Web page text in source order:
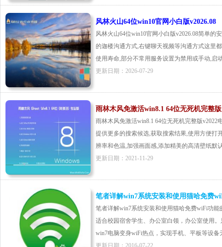
风林火山64位win10官网小白版v2026.08
风林火山64位win10官网小白版v2026.08简单的
的迦楼沟通方式,右键聊天视频等沟通方式这里
使用寿命,部分不常用服务设置为禁用或手动,启
更新日期：2026-07-29
雨林木风免激活win8.1 64位无死机完整版
雨林木风免激活win8.1 64位无死机完整版
提供更多的搜索候选,获取搜索结果,使用方便打
辨率和色温,加强画面感,添加精美的高清壁纸默
更新日期：2021-11-29
笔者详解win7系统安装和使用猫哈免费
笔者详解win7系统安装和使用猫哈免费wiFi功
适合校园宿舍学生、办公室白领，办公室使用
win7电脑变身wiFi热点，实现手机、平板等设备
更新日期：2016-07-22